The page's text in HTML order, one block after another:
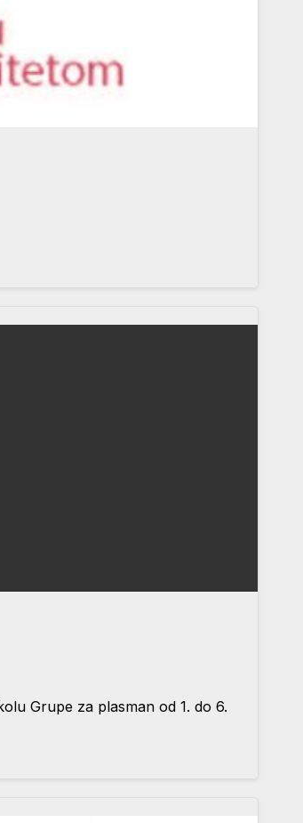
Grupe za plasman od 1. do 6.